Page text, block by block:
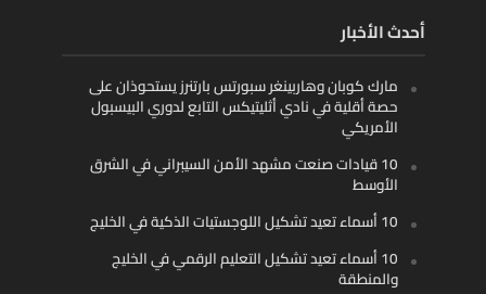
أحدث الأخبار
مارك كوبان وهاربينغر سبورتس بارتنرز يستحوذان على
حصة أقلية في نادي أثليتيكس التابع لدوري البيسبول
الأمريكي
10 قيادات صنعت مشهد الأمن السيبراني في الشرق
الأوسط
10 أسماء تعيد تشكيل اللوجستيات الذكية في الخليج
10 أسماء تعيد تشكيل التعليم الرقمي في الخليج
والمنطقة